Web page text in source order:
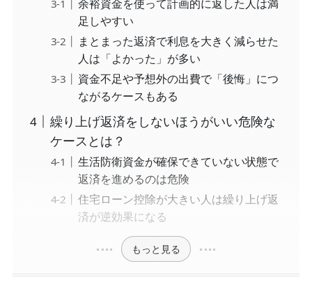
余裕資金を使って計画的に返した人は満
足しやすい
まとまった返済で利息を大きく減らせた
人は「よかった」が多い
資金不足や予想外の出費で「後悔」につ
ながるケースもある
繰り上げ返済をしないほうがいい危険な
ケースとは？
生活防衛資金が確保できていない状態で
返済を進めるのは危険
住宅ローン控除が大きい人は繰り上げ返
済が逆効果になる
もっと見る